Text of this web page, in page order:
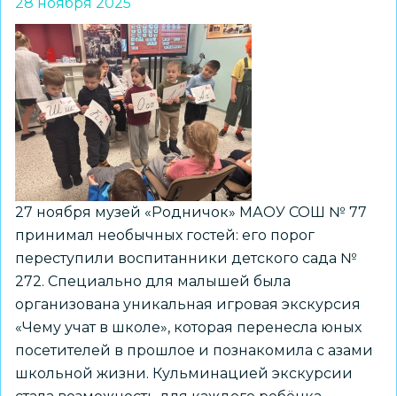
«Новосибирск
–
город
с
крыльями»
27 ноября музей «Родничок» МАОУ СОШ № 77
принимал необычных гостей: его порог
переступили воспитанники детского сада №
272. Специально для малышей была
организована уникальная игровая экскурсия
«Чему учат в школе», которая перенесла юных
посетителей в прошлое и познакомила с азами
школьной жизни. Кульминацией экскурсии